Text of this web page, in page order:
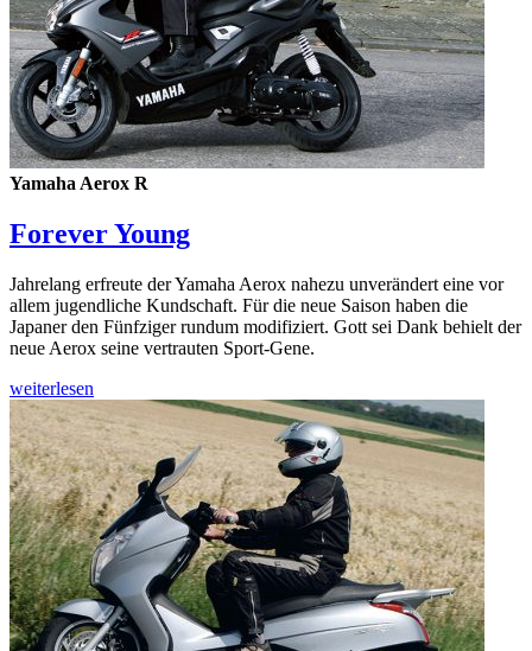
Yamaha Aerox R
Forever Young
Jahrelang erfreute der Yamaha Aerox nahezu unverändert eine vor
allem jugendliche Kundschaft. Für die neue Saison haben die
Japaner den Fünfziger rundum modifiziert. Gott sei Dank behielt der
neue Aerox seine vertrauten Sport-Gene.
weiterlesen